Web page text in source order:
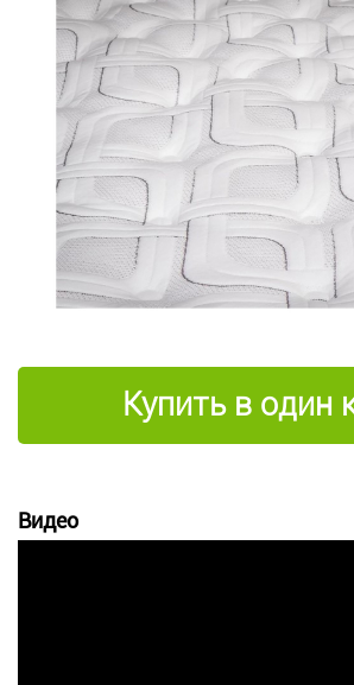
Купить в один
Видео